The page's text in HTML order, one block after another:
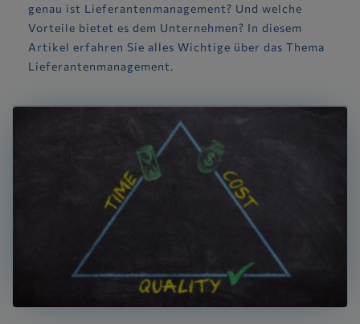
genau ist Lieferantenmanagement? Und welche
Vorteile bietet es dem Unternehmen? In diesem
Artikel erfahren Sie alles Wichtige über das Thema
Lieferantenmanagement.